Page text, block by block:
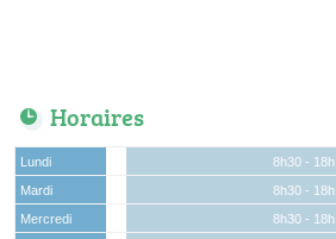
Horaires
Lundi
8h30 - 18h
Mardi
8h30 - 18h
Mercredi
8h30 - 18h